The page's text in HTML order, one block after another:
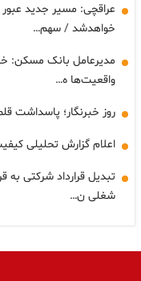
عراقچی: مسیر جدید
خواهدشد / سهم…
مدیرعامل بانک مسکن:
واقعیت‌ها ه…
روز خبرنگار؛ پاسداشت
اعلام گزارش تحلیلی
تبدیل قرارداد شرکتی به
شغلی ن…